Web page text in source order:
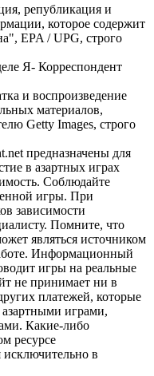
републикация и
которое содержит
EPA / UPG, строго
Я- Корреспондент
и воспроизведение
материалов,
Getty Images, строго
предназначены для
в азартных играх
Соблюдайте
игры. При
зависимости
Помните, что
являться источником
Информационный
игры на реальные
не принимает ни в
платежей, которые
азартными играми,
Какие-либо
ресурсе
исключительно в